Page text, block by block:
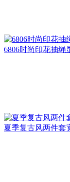
6806时尚印花抽绳
夏季复古风两件套